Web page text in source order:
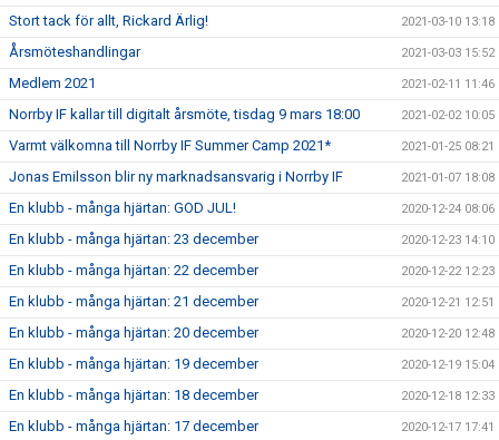
Stort tack för allt, Rickard Ärlig! 2021-03-10 13:18
Årsmöteshandlingar 2021-03-03 15:52
Medlem 2021 2021-02-11 11:46
Norrby IF kallar till digitalt årsmöte, tisdag 9 mars 18:00 2021-02-02 10:05
Varmt välkomna till Norrby IF Summer Camp 2021* 2021-01-25 08:21
Jonas Emilsson blir ny marknadsansvarig i Norrby IF 2021-01-07 18:08
En klubb - många hjärtan: GOD JUL! 2020-12-24 08:06
En klubb - många hjärtan: 23 december 2020-12-23 14:10
En klubb - många hjärtan: 22 december 2020-12-22 12:23
En klubb - många hjärtan: 21 december 2020-12-21 12:51
En klubb - många hjärtan: 20 december 2020-12-20 12:48
En klubb - många hjärtan: 19 december 2020-12-19 15:04
En klubb - många hjärtan: 18 december 2020-12-18 12:33
En klubb - många hjärtan: 17 december 2020-12-17 17:41